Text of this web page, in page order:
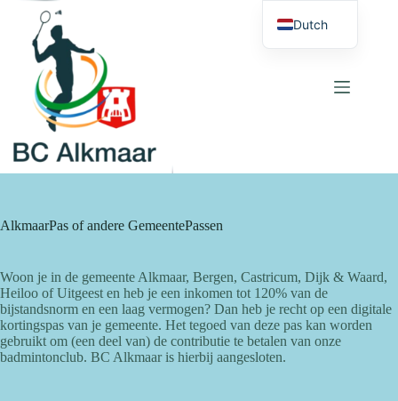
inhoud
AlkmaarPas of andere GemeentePassen
Woon je in de gemeente Alkmaar, Bergen, Castricum, Dijk & Waard,
Heiloo of Uitgeest en heb je een inkomen tot 120% van de
bijstandsnorm en een laag vermogen? Dan heb je recht op een digitale
kortingspas van je gemeente. Het tegoed van deze pas kan worden
gebruikt om (een deel van) de contributie te betalen van onze
badmintonclub. BC Alkmaar is hierbij aangesloten.
Dutch